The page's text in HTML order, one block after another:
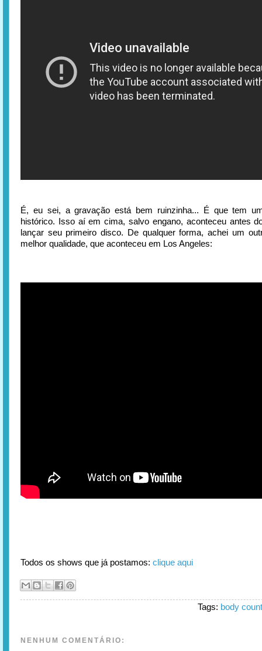
É, eu sei, a gravação está bem ruinzinha... É que tem
histórico. Isso aí em cima, salvo engano, aconteceu antes
lançar seu primeiro disco. De qualquer forma, achei um
melhor qualidade, que aconteceu em Los Angeles:
Todos os shows que já postamos: clique aqui
Tags: body count
NENHUM COMENTÁRIO: